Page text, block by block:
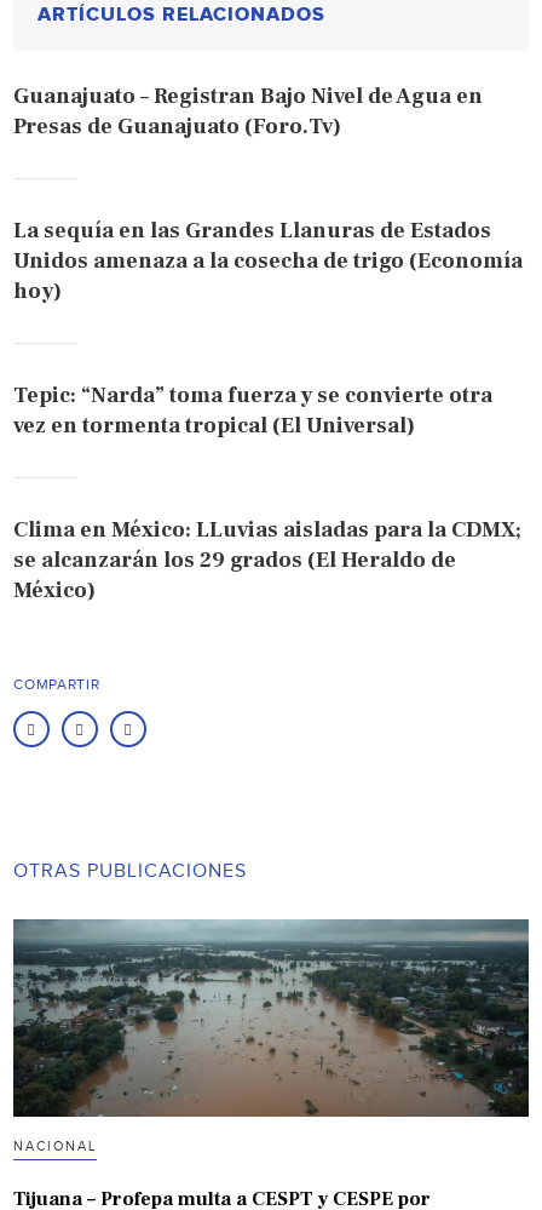
ARTÍCULOS RELACIONADOS
Guanajuato – Registran Bajo Nivel de Agua en
Presas de Guanajuato (Foro.Tv)
La sequía en las Grandes Llanuras de Estados
Unidos amenaza a la cosecha de trigo (Economía
hoy)
Tepic: “Narda” toma fuerza y se convierte otra
vez en tormenta tropical (El Universal)
Clima en México: LLuvias aisladas para la CDMX;
se alcanzarán los 29 grados (El Heraldo de
México)
COMPARTIR
OTRAS PUBLICACIONES
NACIONAL
Tijuana – Profepa multa a CESPT y CESPE por